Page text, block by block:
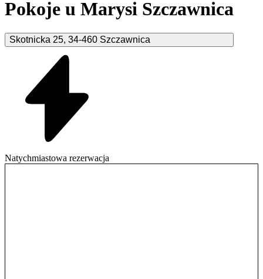
Pokoje u Marysi Szczawnica
Skotnicka 25, 34-460 Szczawnica
Natychmiastowa rezerwacja